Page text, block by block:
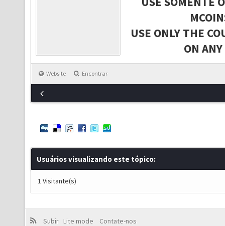
USE ONLY THE
ON
Website Encontrar
Usuários visualizando este tópico:
1 Visitante(s)
Subir Lite mode
Contate-nos